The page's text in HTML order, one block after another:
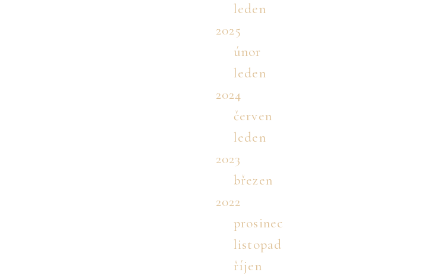
leden
2025
únor
leden
2024
červen
leden
2023
březen
2022
prosinec
listopad
říjen